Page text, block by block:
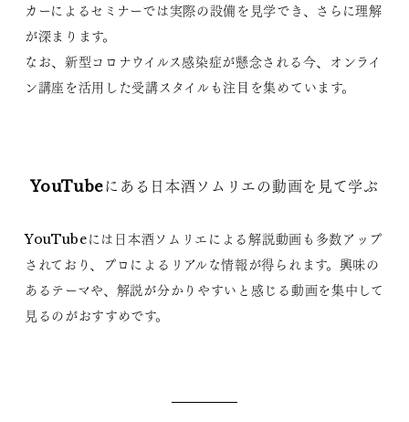
カーによるセミナーでは実際の設備を見学でき、さらに理解
が深まります。
なお、新型コロナウイルス感染症が懸念される今、オンライ
ン講座を活用した受講スタイルも注目を集めています。
YouTubeにある日本酒ソムリエの動画を見て学ぶ
YouTubeには日本酒ソムリエによる解説動画も多数アップ
されており、プロによるリアルな情報が得られます。興味の
あるテーマや、解説が分かりやすいと感じる動画を集中して
見るのがおすすめです。